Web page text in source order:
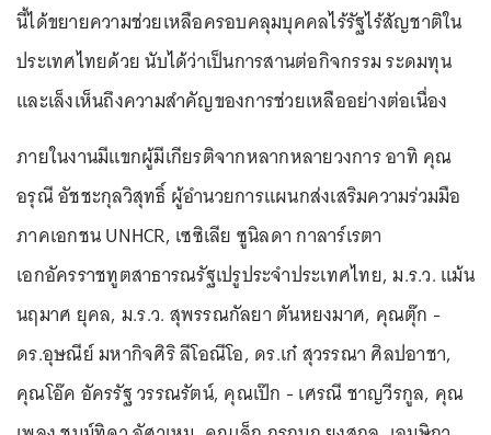
นี้ได้ขยายความช่วยเหลือครอบคลุมบุคคลไร้รัฐไร้สัญชาติใน
ประเทศไทยด้วย นับได้ว่าเป็นการสานต่อกิจกรรม ระดมทุน
และเล็งเห็นถึงความสำคัญของการช่วยเหลืออย่างต่อเนื่อง
ภายในงานมีแขกผู้มีเกียรติจากหลากหลายวงการ อาทิ คุณ
อรุณี อัชชะกุลวิสุทธิ์ ผู้อำนวยการแผนกส่งเสริมความร่วมมือ
ภาคเอกชน UNHCR, เซซิเลีย ซูนิลดา กาลาร์เรตา
เอกอัครราชทูตสาธารณรัฐเปรูประจำประเทศไทย, ม.ร.ว. แม้น
นฤมาศ ยุคล, ม.ร.ว. สุพรรณกัลยา ตันหยงมาศ, คุณตุ๊ก -
ดร.อุษณีย์ มหากิจศิริ ลีโอณีโอ, ดร.เก๋ สุวรรณา ศิลปอาชา,
คุณโอ๊ค อัครรัฐ วรรณรัตน์, คุณเป๊ก - เศรณี ชาญวีรกูล, คุณ